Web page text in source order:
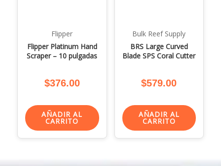
Flipper
Flipper Platinum Hand
Scraper – 10 pulgadas
$376.00
AÑADIR AL
CARRITO
Bulk Reef Supply
BRS Large Curved
Blade SPS Coral Cutter
$579.00
AÑADIR AL
CARRITO